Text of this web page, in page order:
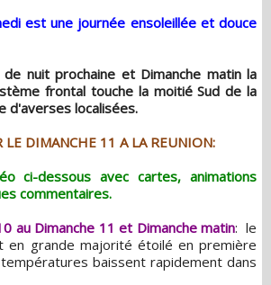
est une journée ensoleillée et douce
nuit prochaine et Dimanche matin la
frontal touche la moitié Sud de la
d'averses localisées.
LE DIMANCHE 11 A LA REUNION:
ci-dessous avec cartes, animations
commentaires.
au Dimanche 11 et Dimanche matin: le
en grande majorité étoilé en première
baissent rapidement dans